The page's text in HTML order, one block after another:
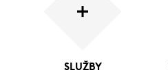
SLUŽBY